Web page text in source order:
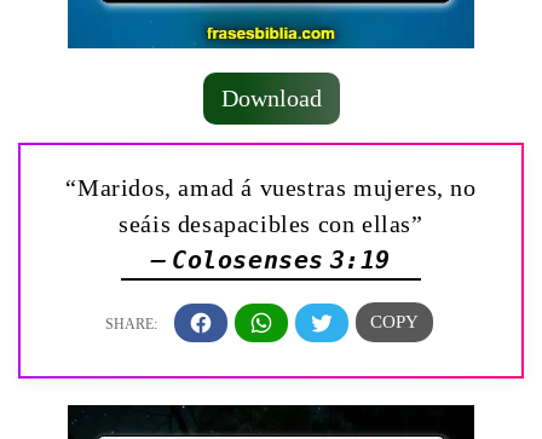
Download
“Maridos, amad á vuestras mujeres, no
seáis desapacibles con ellas”
— Colosenses 3:19